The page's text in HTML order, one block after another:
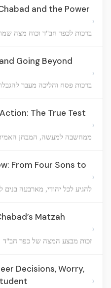
and the Power
ברכות לכפר חב"ד וכוח מצה
›
Going Beyond
ברכות פסח והליכה מעבר
›
The True Test
ממחשבה למעשה, המבחן
›
From Four Sons to
להגיע לכל יהודי, מארבעה
›
Matzah
זכות מבצע המצה של כפר חב"ד
›
Decisions, Worry,
›